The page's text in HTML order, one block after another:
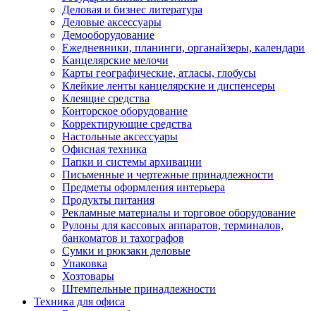
Деловая и бизнес литература
Деловые аксессуары
Демооборудование
Ежедневники, планинги, органайзеры, календари
Канцелярские мелочи
Карты географические, атласы, глобусы
Клейкие ленты канцелярские и диспенсеры
Клеящие средства
Конторское оборудование
Корректирующие средства
Настольные аксессуары
Офисная техника
Папки и системы архивации
Письменные и чертежные принадлежности
Предметы оформления интерьера
Продукты питания
Рекламные материалы и торговое оборудование
Рулоны для кассовых аппаратов, терминалов,
банкоматов и тахографов
Сумки и рюкзаки деловые
Упаковка
Хозтовары
Штемпельные принадлежности
Техника для офиса